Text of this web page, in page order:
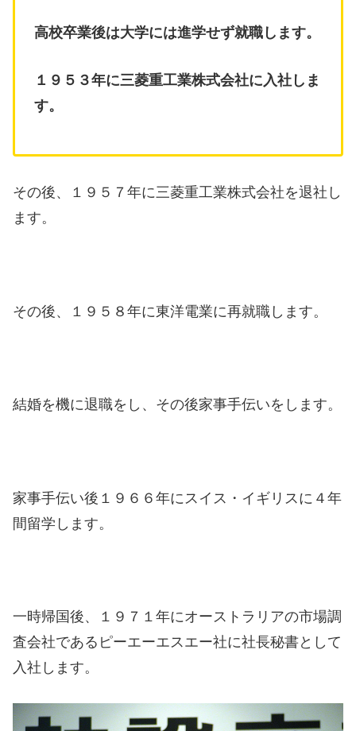
高校卒業後は大学には進学せず就職します。
１９５３年に三菱重工業株式会社に入社しま
す。
その後、１９５７年に三菱重工業株式会社を退社し
ます。
その後、１９５８年に東洋電業に再就職します。
結婚を機に退職をし、その後家事手伝いをします。
家事手伝い後１９６６年にスイス・イギリスに４年
間留学します。
一時帰国後、１９７１年にオーストラリアの市場調
査会社であるピーエーエスエー社に社長秘書として
入社します。